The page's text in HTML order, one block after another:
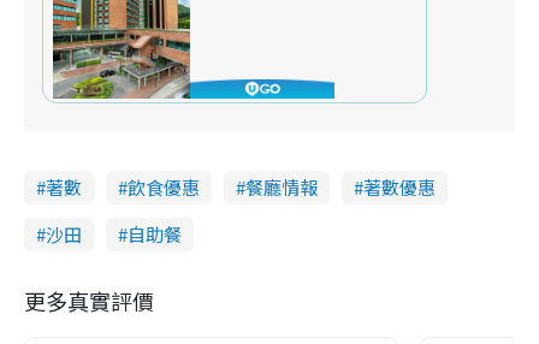
著數 飲食優惠 餐廳情報
著數優惠
沙田
自助餐
更多真實評價